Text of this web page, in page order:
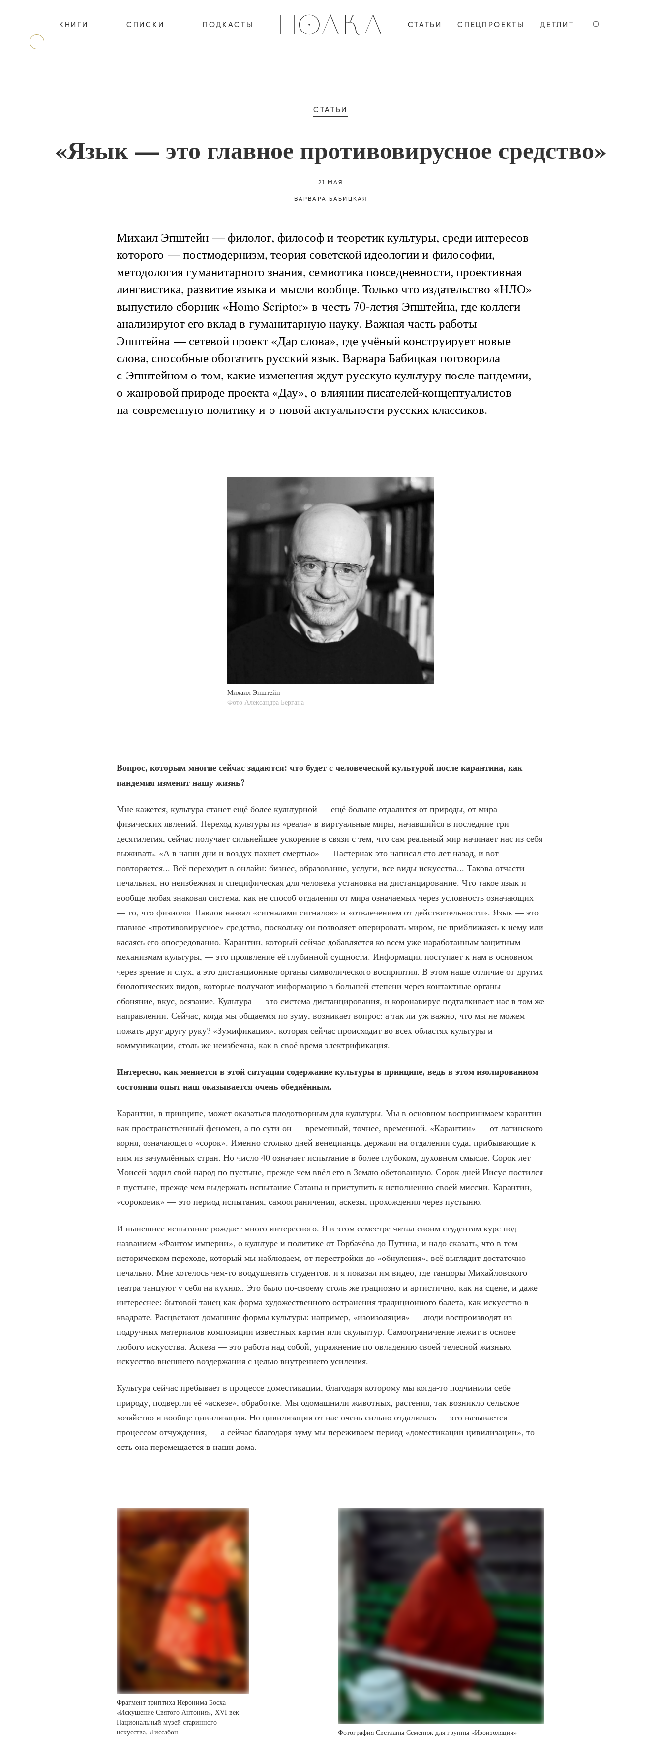
КНИГИ СПИСКИ ПОДКАСТЫ СТАТЬИ СПЕЦПРОЕКТЫ ДЕТЛИТ
СТАТЬИ
«Язык — это главное противовирусное средство»
21 МАЯ
ВАРВАРА БАБИЦКАЯ
Михаил Эпштейн — филолог, философ и теоретик культуры, среди интересов
которого — постмодернизм, теория советской идеологии и философии,
методология гуманитарного знания, семиотика повседневности, проективная
лингвистика, развитие языка и мысли вообще. Только что издательство «НЛО»
выпустило сборник «Homo Scriptor» в честь 70-летия Эпштейна, где коллеги
анализируют его вклад в гуманитарную науку. Важная часть работы
Эпштейна — сетевой проект «Дар слова», где учёный конструирует новые
слова, способные обогатить русский язык. Варвара Бабицкая поговорила
с Эпштейном о том, какие изменения ждут русскую культуру после пандемии,
о жанровой природе проекта «Дау», о влиянии писателей-концептуалистов
на современную политику и о новой актуальности русских классиков.
Михаил Эпштейн
Фото Александра Бергана
Вопрос, которым многие сейчас задаются: что будет с человеческой культурой после карантина, как
пандемия изменит нашу жизнь?
Мне кажется, культура станет ещё более культурной — ещё больше отдалится от природы, от мира
физических явлений. Переход культуры из «реала» в виртуальные миры, начавшийся в последние три
десятилетия, сейчас получает сильнейшее ускорение в связи с тем, что сам реальный мир начинает нас из себя
выживать. «А в наши дни и воздух пахнет смертью» — Пастернак это написал сто лет назад, и вот
повторяется... Всё переходит в онлайн: бизнес, образование, услуги, все виды искусства... Такова отчасти
печальная, но неизбежная и специфическая для человека установка на дистанцирование. Что такое язык и
вообще любая знаковая система, как не способ отдаления от мира означаемых через условность означающих
— то, что физиолог Павлов назвал «сигналами сигналов» и «отвлечением от действительности». Язык — это
главное «противовирусное» средство, поскольку он позволяет оперировать миром, не приближаясь к нему или
касаясь его опосредованно. Карантин, который сейчас добавляется ко всем уже наработанным защитным
механизмам культуры, — это проявление её глубинной сущности. Информация поступает к нам в основном
через зрение и слух, а это дистанционные органы символического восприятия. В этом наше отличие от других
биологических видов, которые получают информацию в большей степени через контактные органы —
обоняние, вкус, осязание. Культура — это система дистанцирования, и коронавирус подталкивает нас в том же
направлении. Сейчас, когда мы общаемся по зуму, возникает вопрос: а так ли уж важно, что мы не можем
пожать друг другу руку? «Зумификация», которая сейчас происходит во всех областях культуры и
коммуникации, столь же неизбежна, как в своё время электрификация.
Интересно, как меняется в этой ситуации содержание культуры в принципе, ведь в этом изолированном
состоянии опыт наш оказывается очень обеднённым.
Карантин, в принципе, может оказаться плодотворным для культуры. Мы в основном воспринимаем карантин
как пространственный феномен, а по сути он — временный, точнее, временной. «Карантин» — от латинского
корня, означающего «сорок». Именно столько дней венецианцы держали на отдалении суда, прибывающие к
ним из зачумлённых стран. Но число 40 означает испытание в более глубоком, духовном смысле. Сорок лет
Моисей водил свой народ по пустыне, прежде чем ввёл его в Землю обетованную. Сорок дней Иисус постился
в пустыне, прежде чем выдержать испытание Сатаны и приступить к исполнению своей миссии. Карантин,
«сороковик» — это период испытания, самоограничения, аскезы, прохождения через пустыню.
И нынешнее испытание рождает много интересного. Я в этом семестре читал своим студентам курс под
названием «Фантом империи», о культуре и политике от Горбачёва до Путина, и надо сказать, что в тoм
историческом переходе, который мы наблюдаем, от перестройки до «обнуления», всё выглядит достаточно
печально. Мне хотелось чем-то воодушевить студентов, и я показал им видео, где танцоры Михайловского
театра танцуют у себя на кухнях. Это было по-своему столь же грациозно и артистично, как на сцене, и даже
интереснее: бытовой танец как форма художественного остранения традиционного балета, как искусство в
квадрате. Расцветают домашние формы культуры: например, «изоизоляция» — люди воспроизводят из
подручных материалов композиции известных картин или скульптур. Самоограничение лежит в основе
любого искусства. Аскеза — это работа над собой, упражнение по овладению своей телесной жизнью,
искусство внешнего воздержания с целью внутреннего усиления.
Культура сейчас пребывает в процессе доместикации, благодаря которому мы когда-то подчинили себе
природу, подвергли её «аскезе», обработке. Мы одомашнили животных, растения, так возникло сельское
хозяйство и вообще цивилизация. Но цивилизация от нас очень сильно отдалилась — это называется
процессом отчуждения, — а сейчас благодаря зуму мы переживаем период «доместикации цивилизации», то
есть она перемещается в наши дома.
Фрагмент триптиха Иеронима Босха
«Искушение Святого Антония», XVI век.
Национальный музей старинного
искусства, Лиссабон
Фотография Светланы Семенюк для группы «Изоизоляция»